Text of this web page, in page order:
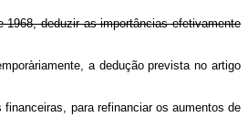
deduzir as importâncias efetivamente
a dedução prevista no artigo
para refinanciar os aumentos de